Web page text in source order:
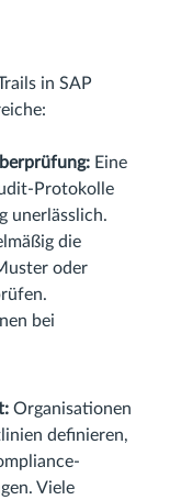
in SAP
Eine
Protokolle
unerlässlich.
die
oder
bei
Organisationen
definieren,
Viele